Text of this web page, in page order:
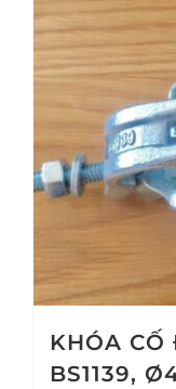
KHÓA CỐ
BS1139,